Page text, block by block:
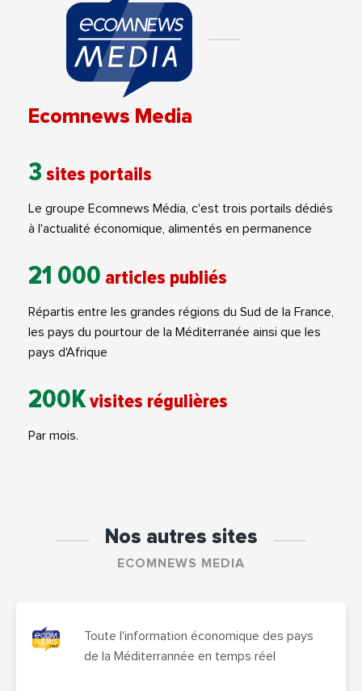
Ecomnews Media
3 sites portails
Le groupe Ecomnews Média, c'est trois portails dédiés
à l'actualité économique, alimentés en permanence
21 000 articles publiés
Répartis entre les grandes régions du Sud de la France,
les pays du pourtour de la Méditerranée ainsi que les
pays d'Afrique
200Kvisites régulières
Par mois.
Nos autres sites
ECOMNEWS MEDIA
Toute l'information économique des pays
de la Méditerrannée en temps réel